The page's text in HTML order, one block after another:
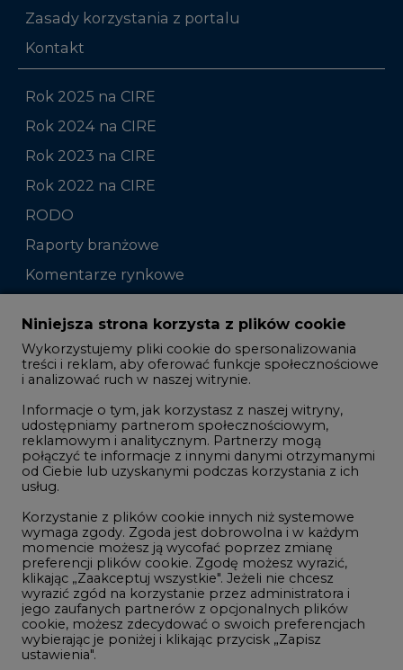
Zasady korzystania z portalu
Kontakt
Rok 2025 na CIRE
Rok 2024 na CIRE
Rok 2023 na CIRE
Rok 2022 na CIRE
RODO
Raporty branżowe
Komentarze rynkowe
Zmiany kadrowe na rynku
Studio CIRE
Rozmowy o energetyce
Gospodarka
Geopolityka
LTE450
Innowacje i AI
Telekomunikacja i IT
Handel emisjami CO2
Wodór
Górnictwo
Niniejsza strona korzysta z plików cookie
Wykorzystujemy pliki cookie do spersonalizowania
treści i reklam, aby oferować funkcje społecznościowe
i analizować ruch w naszej witrynie.
Informacje o tym, jak korzystasz z naszej witryny,
udostępniamy partnerom społecznościowym,
reklamowym i analitycznym. Partnerzy mogą
połączyć te informacje z innymi danymi otrzymanymi
od Ciebie lub uzyskanymi podczas korzystania z ich
usług.
Korzystanie z plików cookie innych niż systemowe
wymaga zgody. Zgoda jest dobrowolna i w każdym
momencie możesz ją wycofać poprzez zmianę
preferencji plików cookie. Zgodę możesz wyrazić,
klikając „Zaakceptuj wszystkie". Jeżeli nie chcesz
wyrazić zgód na korzystanie przez administratora i
jego zaufanych partnerów z opcjonalnych plików
cookie, możesz zdecydować o swoich preferencjach
wybierając je poniżej i klikając przycisk „Zapisz
ustawienia".